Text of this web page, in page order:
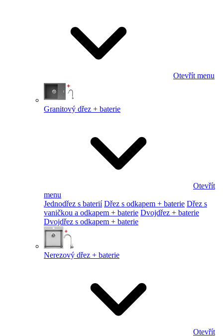
Otevřít menu
Granitový dřez + baterie
Otevřít
menu
Jednodřez s baterií Dřez s odkapem + baterie Dřez s
vaničkou a odkapem + baterie Dvojdřez + baterie
Dvojdřez s odkapem + baterie
Nerezový dřez + baterie
Otevřít